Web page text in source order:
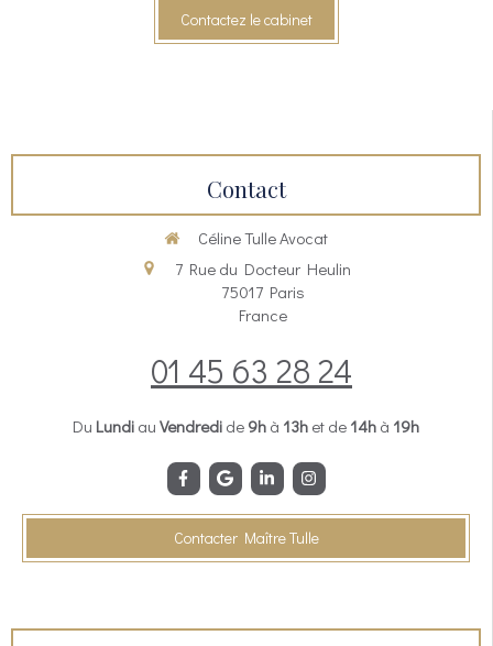
Contactez le cabinet
Contact
Céline Tulle Avocat
7 Rue du Docteur Heulin
75017 Paris
France
01 45 63 28 24
Du Lundi au Vendredi de 9h à 13h et de 14h à 19h
Contacter Maître Tulle